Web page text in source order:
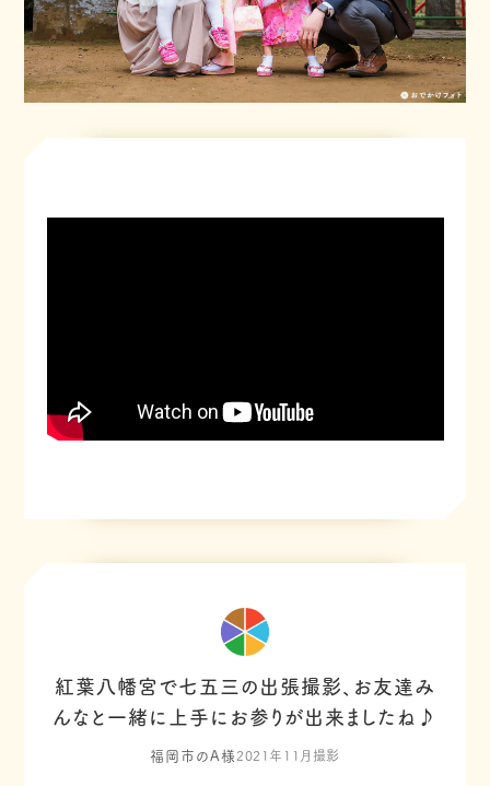
紅葉八幡宮で七五三の出張撮影、お友達み
んなと一緒に上手にお参りが出来ましたね♪
福岡市のA様 2021年11月撮影